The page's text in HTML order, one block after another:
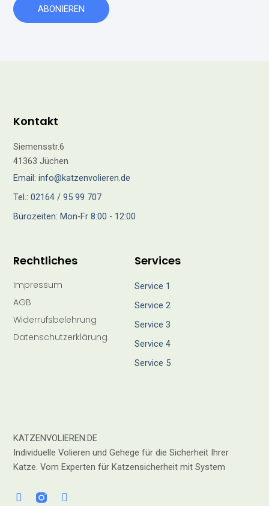
ABONIEREN
KATZENVOLIEREN.DE
Individuelle Volieren und Gehege für die Sicherheit Ihrer
Katze. Vom Experten für Katzensicherheit mit System
Services
Service 1
Service 2
Service 3
Service 4
Service 5
Rechtliches
Impressum
AGB
Widerrufsbelehrung
Datenschutzerklärung
Kontakt
Siemensstr.6
41363 Jüchen
Email: info@katzenvolieren.de
Tel.: 02164 / 95 99 707
Bürozeiten: Mon-Fr 8:00 - 12:00